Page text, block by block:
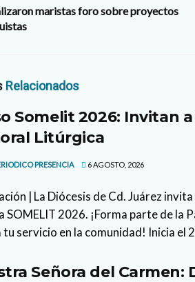
maristas foro sobre proyectos
Relacionados
Somelit 2026: Invitan
Litúrgica
PRESENCIA 6 AGOSTO, 2026
| La Diócesis de Cd. Juárez
SOMELIT 2026. ¡Forma parte de la
servicio en la comunidad! Inicia el
Señora del Carmen: